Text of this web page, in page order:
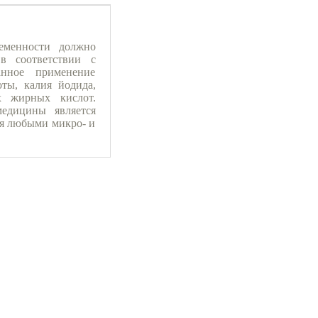
должно
соответствии с
применение
калия йодида,
жирных кислот.
является
любыми микро- и